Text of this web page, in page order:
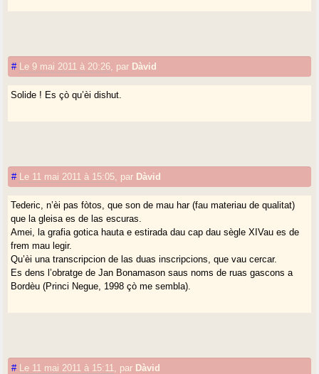
# Le 9 mai 2011 à 20:26 par Dàvid
Solide ! Es çò qu’èi dishut.
# Le 11 mai 2011 à 15:05 par Dàvid
Tederic, n’èi pas fòtos, que son de mau har (fau materiau de qualitat)
que la gleisa es de las escuras.
Amei, la grafia gotica hauta e estirada dau cap dau sègle XIVau es de
frem mau legir.
Qu’èi una transcripcion de las duas inscripcions, que vau cercar.
Es dens l’obratge de Jan Bonamason saus noms de ruas gascons a
Bordèu (Princi Negue, 1998 çò me sembla).
# Le 11 mai 2011 à 15:11 par Dàvid